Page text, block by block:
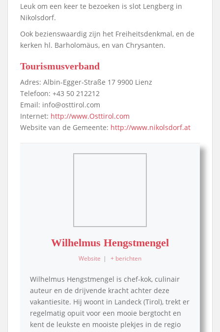
Leuk om een keer te bezoeken is slot Lengberg in
Nikolsdorf.
Ook bezienswaardig zijn het Freiheitsdenkmal, en de
kerken hl. Barholomäus, en van Chrysanten.
Tourismusverband
Adres: Albin-Egger-Straße 17 9900 Lienz
Telefoon: +43 50 212212
Email: info@osttirol.com
Internet: http://www.Osttirol.com
Website van de Gemeente: http://www.nikolsdorf.at
Wilhelmus Hengstmengel
Website | + berichten
Wilhelmus Hengstmengel is chef-kok, culinair
auteur en de drijvende kracht achter deze
vakantiesite. Hij woont in Landeck (Tirol), trekt er
regelmatig opuit voor een mooie bergtocht en
kent de leukste en mooiste plekjes in de regio